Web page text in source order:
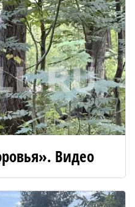
Видео